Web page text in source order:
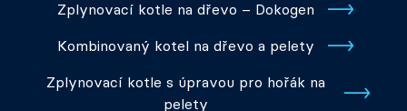
Zplynovací kotle na dřevo – Dokogen
Kombinovaný kotel na dřevo a pelety
Zplynovací kotle s úpravou pro hořák na
pelety